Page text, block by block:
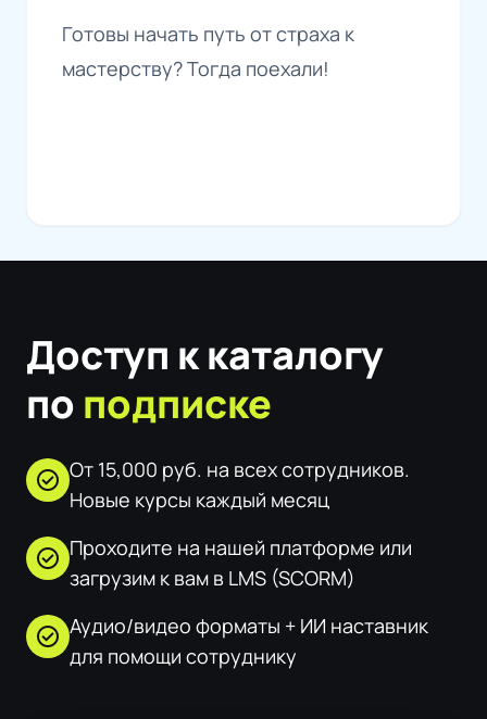
Готовы начать путь от страха к
мастерству? Тогда поехали!
Доступ к каталогу
по подписке
check_circle От 15,000 руб. на всех сотрудников.
Новые курсы каждый месяц
check_circle Проходите на нашей платформе или
загрузим к вам в LMS (SCORM)
check_circle Аудио/видео форматы + ИИ наставник
для помощи сотруднику